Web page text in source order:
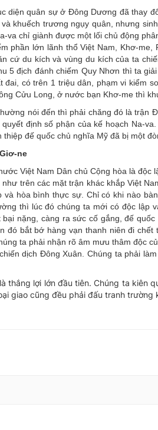
diện quân sự ở Đông Dương đã thay
khuếch trương ngụy quân, nhưng
va chỉ giành được một lối chủ động
phần lớn lãnh thổ Việt Nam, Khơ-
cứ du kích và vùng du kích của ta
5 địch đánh chiếm Quy Nhơn thì ta
có trên 1 triệu dân, phạm vi kiểm
Cửu Long, ở nước bạn Khơ-me thì
nói đến thì phải chăng đó là trận
định số phận của kế hoạch Na-
đế quốc chủ nghĩa Mỹ đã bị một
ne
Việt Nam Dân chủ Cộng hòa là
trên các mặt trận khác khắp Việt
hòa bình thực sự. Chỉ có khi nào
thì lúc đó chúng ta mới có độc lập
nặng, càng ra sức cố gắng, đế
đó bắt bớ hàng vạn thanh niên đi
ta phải nhận rõ âm mưu thâm độc
dịch Đông Xuân. Chúng ta phải
thắng lợi lớn đầu tiên. Chúng ta kiên
giao cũng đều phải đấu tranh trường